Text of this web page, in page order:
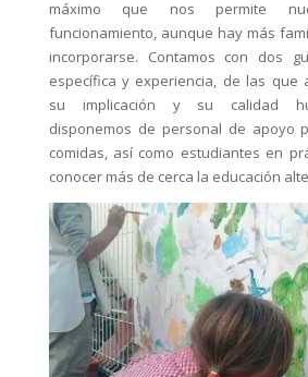
máximo que nos permite
funcionamiento, aunque hay más
incorporarse. Contamos con dos
específica y experiencia, de las que
su implicación y su calidad
disponemos de personal de apoyo
comidas, así como estudiantes en
conocer más de cerca la educación